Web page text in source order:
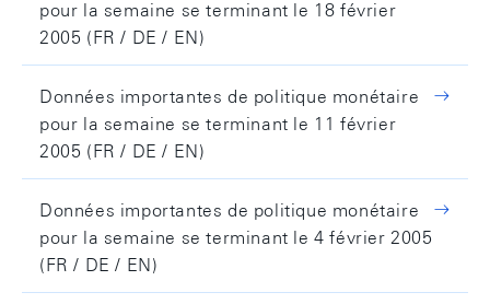
pour la semaine se terminant le 18 février
2005 (FR / DE / EN)
Données importantes de politique monétaire
pour la semaine se terminant le 11 février
2005 (FR / DE / EN)
Données importantes de politique monétaire
pour la semaine se terminant le 4 février 2005
(FR / DE / EN)